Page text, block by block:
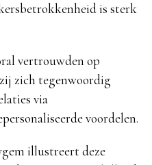
is sterk
vertrouwden op
zich tegenwoordig
via
voordelen.
illustreert deze